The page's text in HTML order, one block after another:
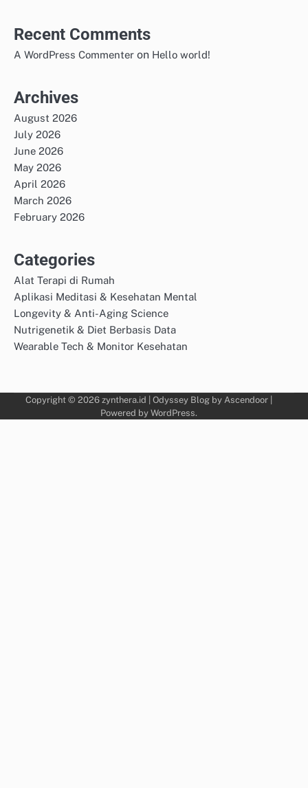
Recent Comments
A WordPress Commenter on Hello world!
Archives
August 2026
July 2026
June 2026
May 2026
April 2026
March 2026
February 2026
Categories
Alat Terapi di Rumah
Aplikasi Meditasi & Kesehatan Mental
Longevity & Anti-Aging Science
Nutrigenetik & Diet Berbasis Data
Wearable Tech & Monitor Kesehatan
Copyright © 2026 zynthera.id | Odyssey Blog by Ascendoor|
Powered by WordPress.